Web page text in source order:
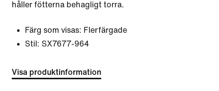
håller fötterna behagligt torra.
Färg som visas: Flerfärgade
Stil: SX7677-964
Visa produktinformation